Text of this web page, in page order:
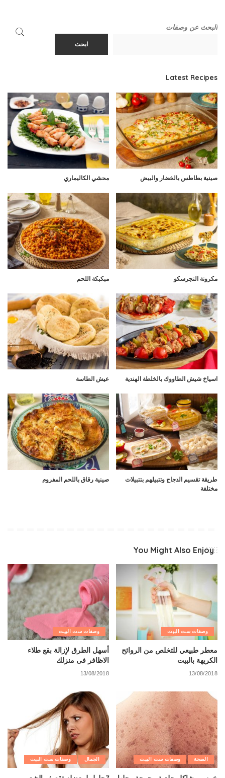
البحث عن وصفات
ابحث
Latest Recipes
صينية بطاطس بالخضار والبيض محشي الكاليماري
مكرونة النجرسكو مبكبكة اللحم
اسياخ شيش الطاووك بالخلطة الهندية عيش الطاسة
طريقة تقسيم الدجاج وتتبيلهم بتتبيلات
مختلفة
صينية رقاق باللحم المفروم
You Might Also Enjoy
وصفات ست البيت
معطر طبيعي للتخلص من الروائح
الكريهة بالبيت
13/08/2018
وصفات ست البيت
أسهل الطرق لإزالة بقع طلاء
الاظافر فى منزلك
13/08/2018
الصحة وصفات ست البيت الجمال وصفات ست البيت